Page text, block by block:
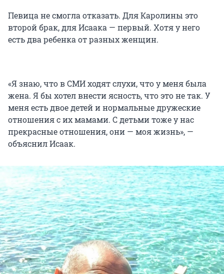
Певица не смогла отказать. Для Каролины это
второй брак, для Исаака — первый. Хотя у него
есть два ребенка от разных женщин.
«Я знаю, что в СМИ ходят слухи, что у меня была
жена. Я бы хотел внести ясность, что это не так. У
меня есть двое детей и нормальные дружеские
отношения с их мамами. С детьми тоже у нас
прекрасные отношения, они — моя жизнь», —
объяснил Исаак.